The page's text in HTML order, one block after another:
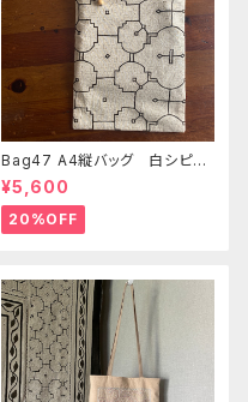
Bag47 A4縦バッグ 白シピボ
模様 シピボ族の泥染め
¥5,600
20%OFF